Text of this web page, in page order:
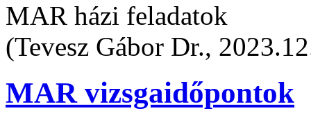
MAR házi feladatok
(Tevesz Gábor Dr.,
MAR vizsgaidőpontok